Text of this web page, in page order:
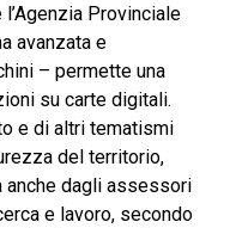
Provinciale
avanzata e
– permette una
su carte digitali.
e di altri tematismi
del territorio,
anche dagli assessori
e lavoro, secondo